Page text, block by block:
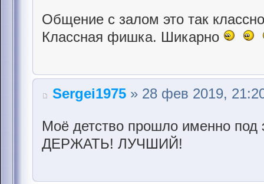
Общение с залом это так
Классная фишка. Шикарно
Sergei1975 » 28 фев 2019,
Моё детство прошло именно под
ДЕРЖАТЬ! ЛУЧШИЙ!